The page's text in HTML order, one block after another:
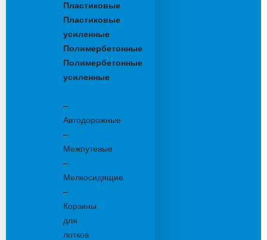
Пластиковые
Пластиковые
усиленные
Полимербетонные
Полимербетонные
усиленные
–
Автодорожные
–
Межпутевые
–
Мелкосидящие
–
Корзины
для
лотков